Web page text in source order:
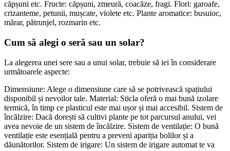
căpșuni etc. Fructe: căpșuni, zmeură, coacăze, fragi. Flori: garoafe,
crizanteme, petunii, mușcate, violete etc. Plante aromatice: busuioc,
mărar, pătrunjel, rozmarin etc.
Cum să alegi o seră sau un solar?
La alegerea unei sere sau a unui solar, trebuie să iei în considerare
următoarele aspecte:
Dimensiune: Alege o dimensiune care să se potrivească spațiului
disponibil și nevoilor tale. Material: Sticla oferă o mai bună izolare
termică, în timp ce plasticul este mai ușor și mai accesibil. Sistem de
încălzire: Dacă dorești să cultivi plante pe tot parcursul anului, vei
avea nevoie de un sistem de încălzire. Sistem de ventilație: O bună
ventilație este esențială pentru a preveni apariția bolilor și a
dăunătorilor. Sistem de irigare: Un sistem de irigare automat te va